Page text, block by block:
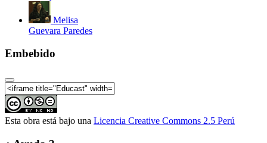
Melisa
Guevara Paredes
Embebido
Esta obra está bajo una Licencia Creative Commons 2.5 Perú